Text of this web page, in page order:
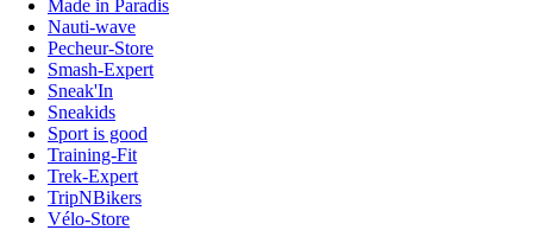
Made in Paradis
Nauti-wave
Pecheur-Store
Smash-Expert
Sneak'In
Sneakids
Sport is good
Training-Fit
Trek-Expert
TripNBikers
Vélo-Store